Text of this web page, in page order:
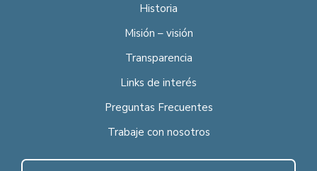
Historia
Misión – visión
Transparencia
Links de interés
Preguntas Frecuentes
Trabaje con nosotros